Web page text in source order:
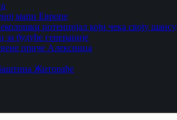
мапи Европе
потенцијал који чека своју шансу
будуће генерације
приче Алексинца
Житорађе